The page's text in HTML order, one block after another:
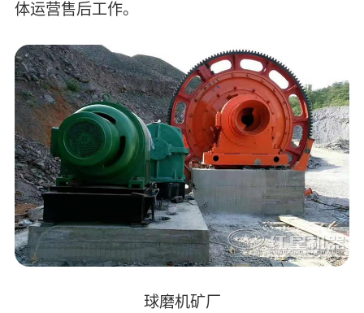
体运营售后工作。
球磨机矿厂